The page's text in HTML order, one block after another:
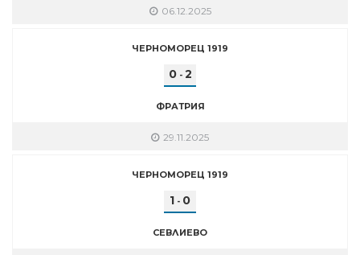
06.12.2025
ЧЕРНОМОРЕЦ 1919
0- 2
ФРАТРИЯ
29.11.2025
ЧЕРНОМОРЕЦ 1919
1 - 0
СЕВЛИЕВО